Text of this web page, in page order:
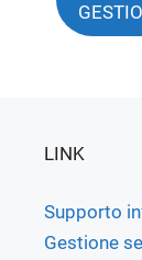
LINK
Supporto
Gestione